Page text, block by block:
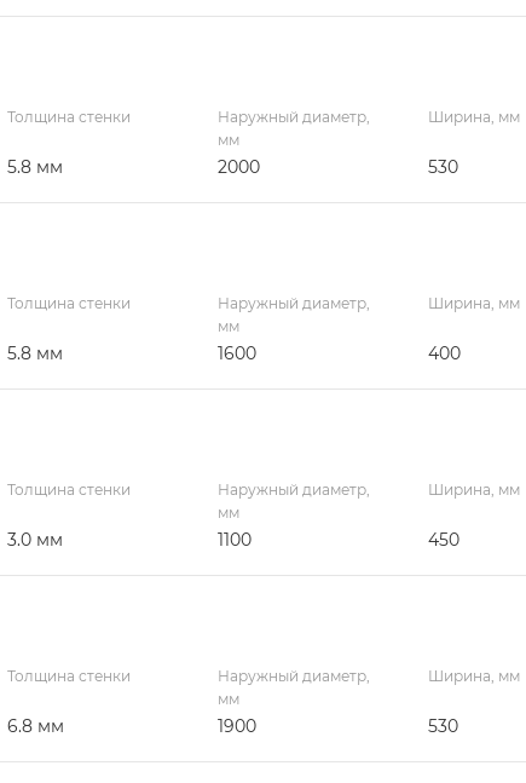
Толщина стенки
5.8 мм
Наружный диаметр,
мм
2000
Ширина, мм
530
Толщина стенки
5.8 мм
Наружный диаметр,
мм
1600
Ширина, мм
400
Толщина стенки
3.0 мм
Наружный диаметр,
мм
1100
Ширина, мм
450
Толщина стенки
6.8 мм
Наружный диаметр,
мм
1900
Ширина, мм
530